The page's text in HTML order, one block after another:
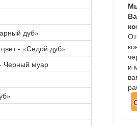
дуб»
- «Седой дуб»
Черный муар
и